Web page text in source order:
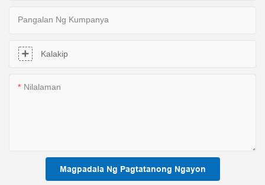
Pangalan Ng Kumpanya
Kalakip
Nilalaman
Magpadala Ng Pagtatanong Ngayon